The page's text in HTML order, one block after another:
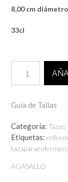
8,00 cm diámetro
ENFERMERO
MARAVILLOSO
Guía de Tallas
Categoría:
Etiquetas:
tazaparaenfermero
AGASALLO